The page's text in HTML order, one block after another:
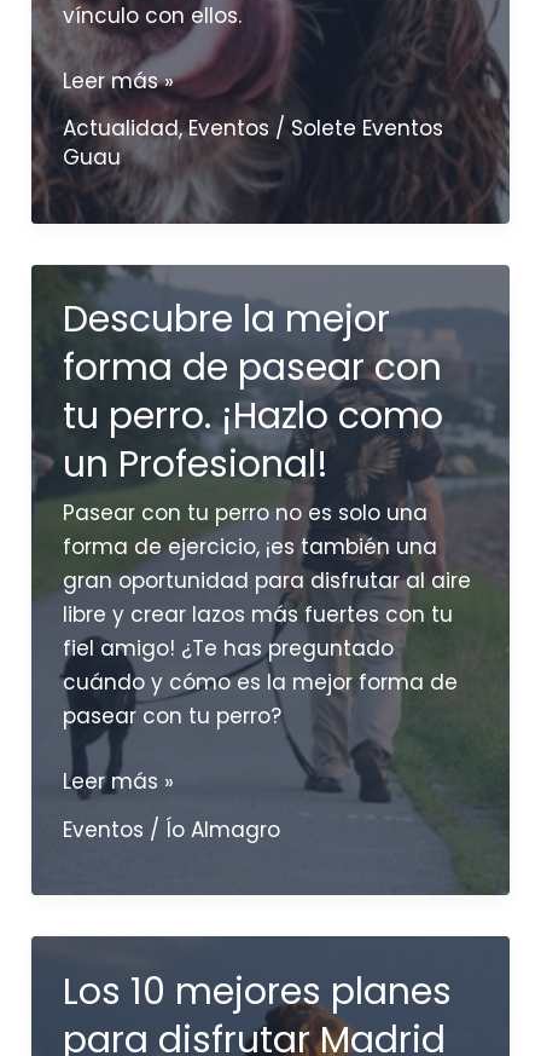
vínculo con ellos.
San
Valentín
perruno:
el
amor
nuestros
perros
explicado
por
la
ciencia
Leer más »
Actualidad,Eventos / Solete Eventos
Guau
Descubre la mejor
forma de pasear con
tu perro. ¡Hazlo como
un Profesional!
Pasear con tu perro no es solo una
forma de ejercicio, ¡es también una
gran oportunidad para disfrutar al aire
libre y crear lazos más fuertes con tu
fiel amigo! ¿Te has preguntado
cuándo y cómo es la mejor forma de
pasear con tu perro?
Descubre
la
con
Leer más »
Eventos / Ío Almagro
Los 10 mejores planes
para disfrutar Madrid